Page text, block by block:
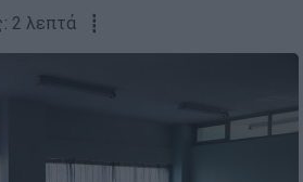
2 λεπτά ┋